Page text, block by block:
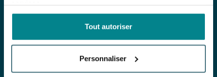
services.
Tout autoriser
Personnaliser